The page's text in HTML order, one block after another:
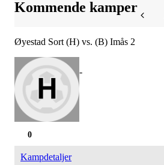
Kommende kamper
Øyestad Sort (H) vs. (B) Imås 2
-
0
Kampdetaljer